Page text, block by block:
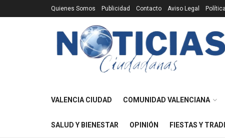
Quienes Somos Publicidad Contacto Aviso Legal
VALENCIA CIUDAD COMUNIDAD VALENCIANA
SALUD Y BIENESTAR OPINIÓN FIESTAS Y